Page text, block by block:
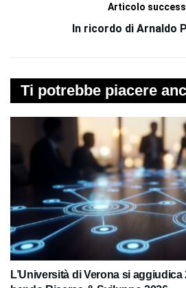
Articolo
In ricordo di Arnaldo
Ti potrebbe piacere
L’Università di Verona si aggiudica